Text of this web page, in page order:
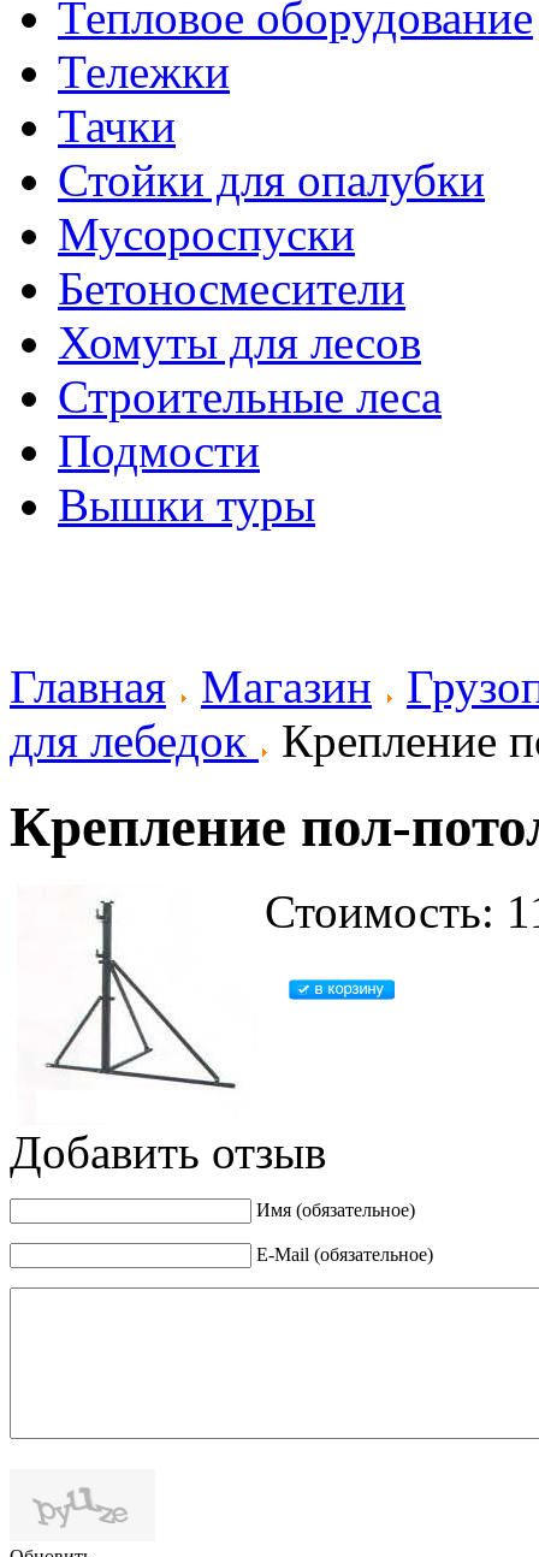
Тепловое оборудование
Тележки
Тачки
Стойки для опалубки
Мусороспуски
Бетоносмесители
Хомуты для лесов
Строительные леса
Подмости
Вышки туры
Главная Магазин
для лебедок
Крепление
Крепление пол-
Стоимость:
Добавить отзыв
Имя (обязательное)
E-Mail (обязательное)